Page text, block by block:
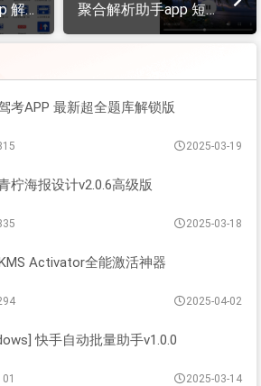
解除
广告
聚合解析助手app 短
视频无水印下载
考APP 最新超全题库解锁版
2025-03-19
柠海报设计v2.0.6高级版
2025-03-18
KMS Activator全能激活神器
2025-04-02
快手自动批量助手v1.0.0
2025-03-14